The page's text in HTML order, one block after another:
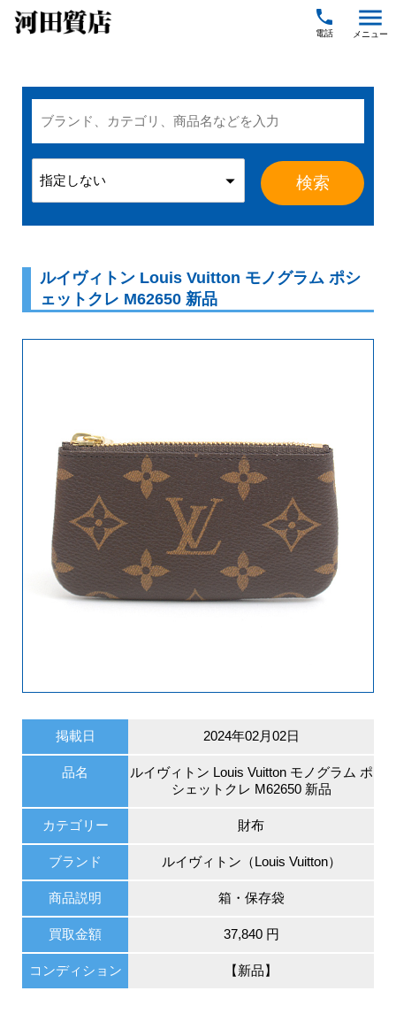
local_phone menu
ルイヴィトン Louis Vuitton モノグラム ポシ
ェットクレ M62650 新品
掲載日 2024年02月02日
品名
ルイヴィトン Louis Vuitton モノグラム ポ
シェットクレ M62650 新品
カテゴリー 財布
ブランド ルイヴィトン（Louis Vuitton）
商品説明 箱・保存袋
買取金額 37,840 円
コンディション 【新品】